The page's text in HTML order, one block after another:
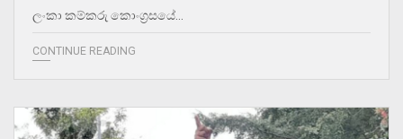
ලංකා කම්කරු කොංග්‍රසයේ…
CONTINUE READING